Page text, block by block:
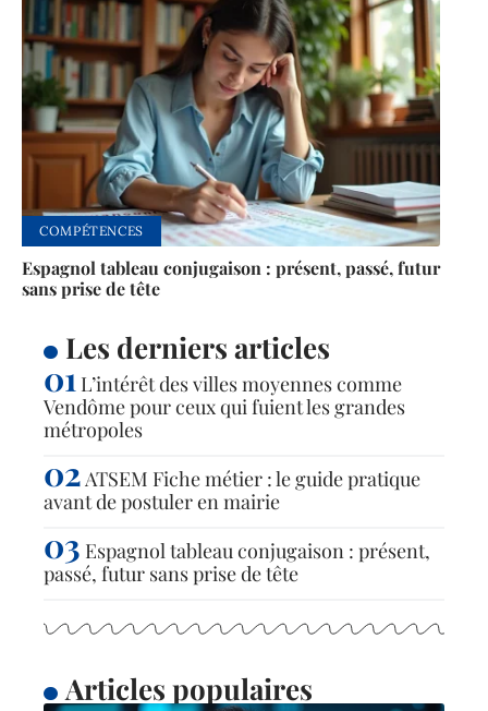
COMPÉTENCES
Espagnol tableau conjugaison : présent, passé, futur
sans prise de tête
Les derniers articles
L’intérêt des villes moyennes comme
Vendôme pour ceux qui fuient les grandes
métropoles
ATSEM Fiche métier : le guide pratique
avant de postuler en mairie
Espagnol tableau conjugaison : présent,
passé, futur sans prise de tête
Articles populaires